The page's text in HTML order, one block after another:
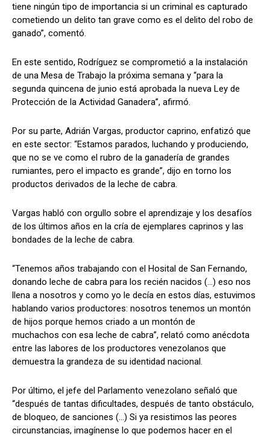
tiene ningún tipo de importancia si un criminal es capturado
cometiendo un delito tan grave como es el delito del robo de
ganado”, comentó.
En este sentido, Rodríguez se comprometió a la instalación
de una Mesa de Trabajo la próxima semana y “para la
segunda quincena de junio está aprobada la nueva Ley de
Protección de la Actividad Ganadera”, afirmó.
Por su parte, Adrián Vargas, productor caprino, enfatizó que
en este sector: “Estamos parados, luchando y produciendo,
que no se ve como el rubro de la ganadería de grandes
rumiantes, pero el impacto es grande”, dijo en torno los
productos derivados de la leche de cabra.
Vargas habló con orgullo sobre el aprendizaje y los desafíos
de los últimos años en la cría de ejemplares caprinos y las
bondades de la leche de cabra.
“Tenemos años trabajando con el Hosital de San Fernando,
donando leche de cabra para los recién nacidos (...) eso nos
llena a nosotros y como yo le decía en estos días, estuvimos
hablando varios productores: nosotros tenemos un montón
de hijos porque hemos criado a un montón de
muchachos con esa leche de cabra”, relató como anécdota
entre las labores de los productores venezolanos que
demuestra la grandeza de su identidad nacional.
Por último, el jefe del Parlamento venezolano señaló que
“después de tantas dificultades, después de tanto obstáculo,
de bloqueo, de sanciones (...) Si ya resistimos las peores
circunstancias, imagínense lo que podemos hacer en el